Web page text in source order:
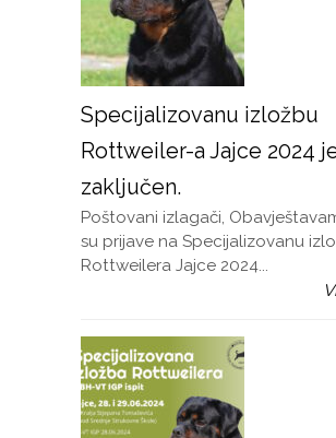
Specijalizovanu izložbu
Rottweiler-a Jajce 2024
zaključen.
Poštovani izlagači,
su prijave na Specijalizovanu
Rottweilera Jajce 2024...